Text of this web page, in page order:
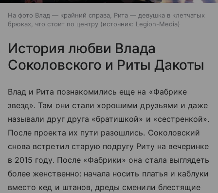
На фото Влад — крайний справа, Рита — девушка в клетчатых
брюках, что стоит по центру
источник: Legion-Media
История любви Влада
Соколовского и Риты Дакоты
Влад и Рита познакомились еще на «Фабрике
звезд». Там они стали хорошими друзьями и даже
называли друг друга «братишкой» и «сестренкой».
После проекта их пути разошлись. Соколовский
снова встретил старую подругу Риту на вечеринке
в 2015 году. После «Фабрики» она стала выглядеть
более женственно: начала носить платья и каблуки
вместо кед и штанов, дреды сменили блестящие